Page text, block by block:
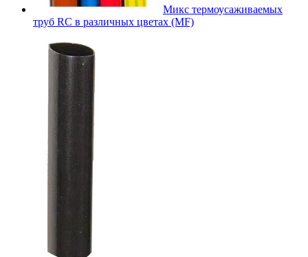
Микс термоусаживаемых
труб RC в различных цветах (MF)